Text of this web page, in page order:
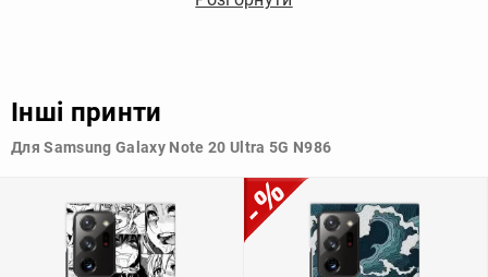
для Samsung Galaxy Note 20 Ultra 5G N986 з прозорого
вашому стилю та особистому смаку.
Узагалі, чохол для телефону - це дуже корисний аксесуар, який
допомагає захистити ваш пристрій, зберегти його цінність і
додати зручності в користуванні.
Інші принти
Для Samsung Galaxy Note 20 Ultra 5G N986